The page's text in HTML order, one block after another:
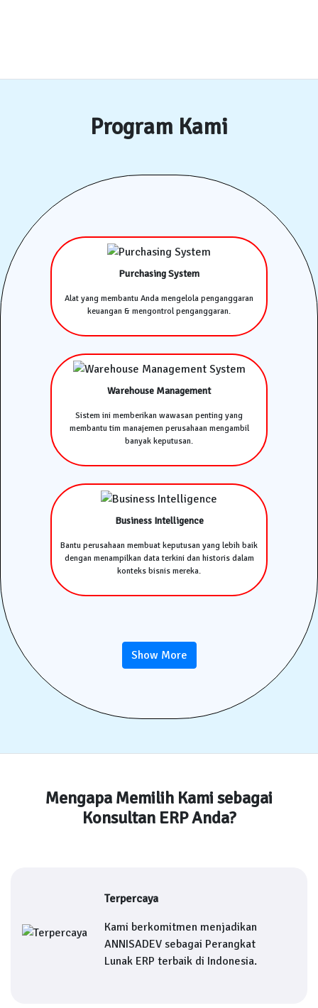
Program Kami
Purchasing System
Alat yang membantu Anda mengelola penganggaran
keuangan & mengontrol penganggaran.
Warehouse Management
Sistem ini memberikan wawasan penting yang
membantu tim manajemen perusahaan mengambil
banyak keputusan.
Business Intelligence
Bantu perusahaan membuat keputusan yang lebih baik
dengan menampilkan data terkini dan historis dalam
konteks bisnis mereka.
Show More
Mengapa Memilih Kami sebagai
Konsultan ERP Anda?
Terpercaya
Kami berkomitmen menjadikan
ANNISADEV sebagai Perangkat
Lunak ERP terbaik di Indonesia.